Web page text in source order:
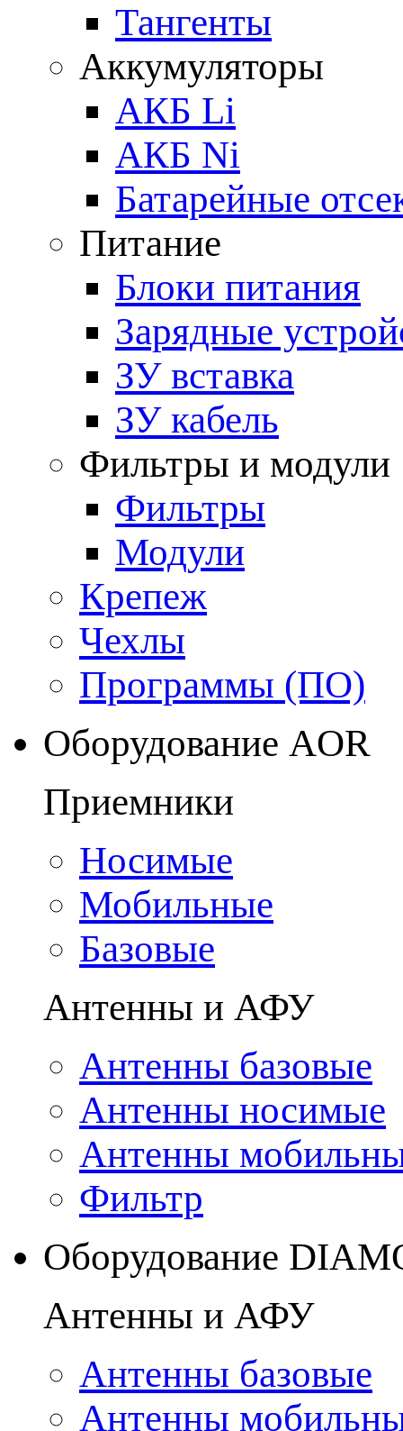
Тангенты
Аккумуляторы
АКБ Li
АКБ Ni
Батарейные
Питание
Блоки питания
Зарядные
ЗУ вставка
ЗУ кабель
Фильтры и модули
Фильтры
Модули
Крепеж
Чехлы
Программы (ПО)
Оборудование AOR
Приемники
Носимые
Мобильные
Базовые
Антенны и АФУ
Антенны базовые
Антенны носимые
Антенны
Фильтр
Оборудование
Антенны и АФУ
Антенны базовые
Антенны